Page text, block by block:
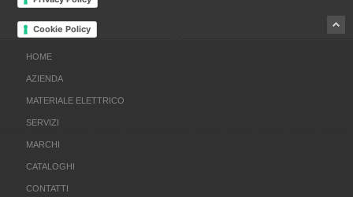
Cookie Policy
HOME
AZIENDA
MATERIALE ELETTRICO
SERVIZI
MARCHI
CATALOGHI
CONTATTI